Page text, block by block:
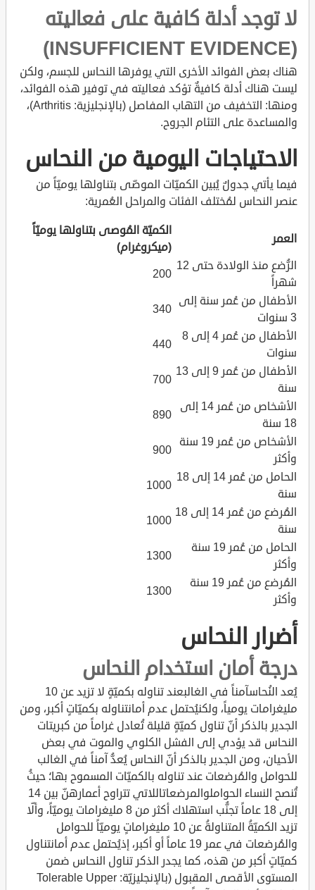
لا توجد أدلة كافية على فعاليته
(INSUFFICIENT EVIDENCE)
هناك بعض الفوائد الأخرى التي يوفرها النحاس للجسم، ولكن
ليست هناك أدلة كافيةٌ تؤكد فعاليته في توفير هذه الفوائد،
ومنها: التخفيف من التهاب المفاصل (بالإنجليزية: Arthritis)،
والمساعدة على التئام الجروح.
الاحتياجات اليومية من النحاس
فيما يأتي جدولٌ يُبين الكميّات الموصّى بتناولها يوميّاً من
عنصر النحاس لمُختلف الفئات والمراحل العُمرية:
العمر
الكميّة المُوصى بتناولها يوميّاً
(ميكروغرام)
الرُّضع منذ الولادة حتى 12
شهراً
200
الأطفال من عُمر سنة إلى
3 سنوات
340
الأطفال من عُمر 4 إلى 8
سنوات
440
الأطفال من عُمر 9 إلى 13
سنة
700
الأشخاص من عُمر 14 إلى
18 سنة
890
الأشخاص من عُمر 19 سنة
وأكثر
900
الحامل من عُمر 14 إلى 18
سنة
1000
المُرضع من عُمر 14 إلى 18
سنة
1000
الحامل من عُمر 19 سنة
وأكثر
1300
المُرضع من عُمر 19 سنة
وأكثر
1300
أضرار النحاس
درجة أمان استخدام النحاس
يُعد النُحاسآمناً في الغالبعند تناوله بكميّةٍ لا تزيد عن 10
مليغرامات يومياً، ولكنيُحتمل عدم أمانتناوله بكميّاتٍ أكبر، ومن
الجدير بالذكر أنّ تناول كميّةٍ قليلة تُعادل غراماً من كبريتات
النحاس قد يؤدي إلى الفشل الكلوي والموت في بعض
الأحيان، ومن الجدير بالذكر أنّ النحاس يُعدُّ آمناً في الغالب
للحوامل والمُرضعات عند تناوله بالكميّات المسموح بها؛ حيثُ
تُنصح النساء الحواملوالمرضعاتاللاتي تتراوح أعمارهنّ بين 14
إلى 18 عاماً تجنُّب استهلاك أكثر من 8 مليغرامات يوميّاً، وألّا
تزيد الكميّةُ المتناولةُ عن 10 مليغراماتٍ يوميّاً للحوامل
والمُرضعات في عمر 19 عاماً أو أكبر، إذيُحتمل عدم أمانتناول
كميّاتٍ أكبر من هذه، كما يجدر الذكر تناول النحاس ضمن
المستوى الأقصى المقبول (بالإنجليزيّة: Tolerable Upper